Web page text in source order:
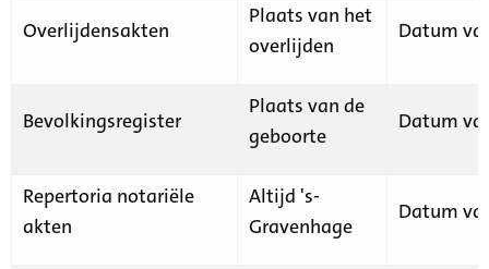
Overlijdensakten
Plaats van het
overlijden
Datum
Bevolkingsregister
Plaats van de
geboorte
Datum
Repertoria notariële
akten
Altijd 's-
Gravenhage
Datum